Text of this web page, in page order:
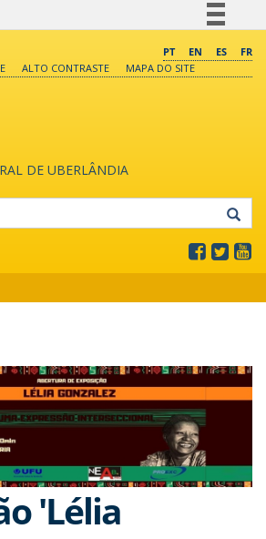
Comunica BR
PT EN ES
FR
ALTO CONTRASTE MAPA DO SITE
DE UBERLÂNDIA
'Lélia